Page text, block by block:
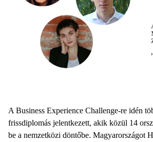
A Business Experience Challenge-re idén
frissdiplomás jelentkezett, akik közül 14
be a nemzetközi döntőbe. Magyarországot